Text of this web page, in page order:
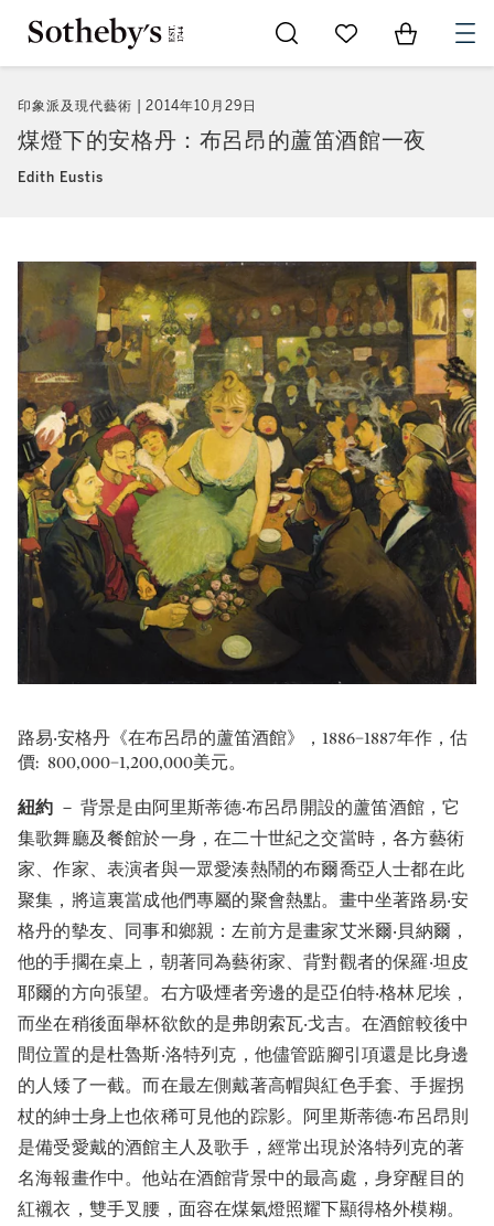
Go to My Favorites
Items in
印象派及現代藝術 2014年10月29日
煤燈下的安格丹：布呂昂的蘆笛酒館一夜
Edith Eustis
路易‧安格丹《在布呂昂的蘆笛酒館》，1886−1887年作，估
價: 800,000−1,200,000美元。
紐約 － 背景是由阿里斯蒂德‧布呂昂開設的蘆笛酒館，它
集歌舞廳及餐館於一身，在二十世紀之交當時，各方藝術
家、作家、表演者與一眾愛湊熱鬧的布爾喬亞人士都在此
聚集，將這裏當成他們專屬的聚會熱點。畫中坐著路易‧安
格丹的摰友、同事和鄉親：左前方是畫家艾米爾‧貝納爾，
他的手擱在桌上，朝著同為藝術家、背對觀者的保羅‧坦皮
耶爾的方向張望。右方吸煙者旁邊的是亞伯特‧格林尼埃，
而坐在稍後面舉杯欲飲的是弗朗索瓦‧戈吉。在酒館較後中
間位置的是杜魯斯‧洛特列克，他儘管踮腳引項還是比身邊
的人矮了一截。而在最左側戴著高帽與紅色手套、手握拐
杖的紳士身上也依稀可見他的踪影。阿里斯蒂德‧布呂昂則
是備受愛戴的酒館主人及歌手，經常出現於洛特列克的著
名海報畫作中。他站在酒館背景中的最高處，身穿醒目的
紅襯衣，雙手叉腰，面容在煤氣燈照耀下顯得格外模糊。